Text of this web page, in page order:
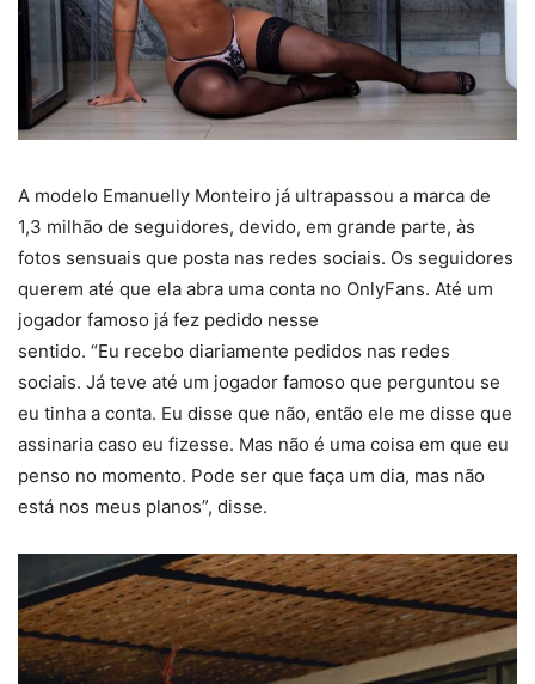
A modelo Emanuelly Monteiro já ultrapassou a marca de
1,3 milhão de seguidores, devido, em grande parte, às
fotos sensuais que posta nas redes sociais. Os seguidores
querem até que ela abra uma conta no OnlyFans. Até um
jogador famoso já fez pedido nesse
sentido. “Eu recebo diariamente pedidos nas redes
sociais. Já teve até um jogador famoso que perguntou se
eu tinha a conta. Eu disse que não, então ele me disse que
assinaria caso eu fizesse. Mas não é uma coisa em que eu
penso no momento. Pode ser que faça um dia, mas não
está nos meus planos”, disse.